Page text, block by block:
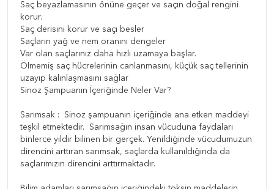
Saç beyazlamasının önüne geçer ve saçın doğal rengini
korur.
Saç derisini korur ve saçı besler
Saçların yağ ve nem oranını dengeler
Var olan saçlarınız daha hızlı uzamaya başlar.
Ölmemiş saç hücrelerinin canlanmasını, küçük saç tellerinin
uzayıp kalınlaşmasını sağlar
Sinoz Şampuanın İçeriğinde Neler Var?
Sarımsak : Sinoz şampuanın içeriğinde ana etken maddeyi
teşkil etmektedir. Sarımsağın insan vücuduna faydaları
binlerce yıldır bilinen bir gerçek. Yenildiğinde vücudumuzun
direncini arttıran sarımsak, saçlarda kullanıldığında da
saçlarımızın direncini arttırmaktadır.